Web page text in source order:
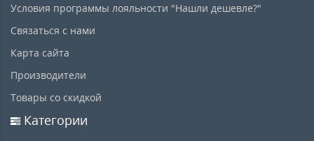
Условия программы лояльности "Нашли дешевле?"
Связаться с нами
Карта сайта
Производители
Товары со скидкой
Категории